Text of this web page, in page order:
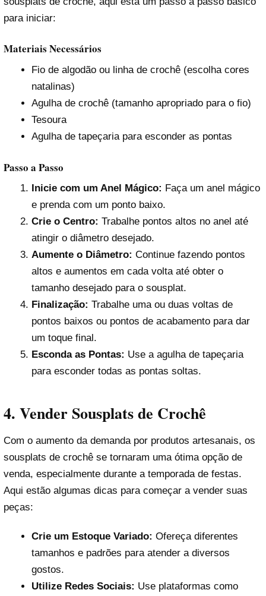
para iniciar:
Materiais Necessários
Fio de algodão ou linha de crochê (escolha cores
natalinas)
Agulha de crochê (tamanho apropriado para o fio)
Tesoura
Agulha de tapeçaria para esconder as pontas
Passo a Passo
Inicie com um Anel Mágico: Faça um anel mágico
e prenda com um ponto baixo.
Crie o Centro: Trabalhe pontos altos no anel até
atingir o diâmetro desejado.
Aumente o Diâmetro: Continue fazendo pontos
altos e aumentos em cada volta até obter o
tamanho desejado para o sousplat.
Finalização: Trabalhe uma ou duas voltas de
pontos baixos ou pontos de acabamento para dar
um toque final.
Esconda as Pontas: Use a agulha de tapeçaria
para esconder todas as pontas soltas.
4. Vender Sousplats de Crochê
Com o aumento da demanda por produtos artesanais, os
sousplats de crochê se tornaram uma ótima opção de
venda, especialmente durante a temporada de festas.
Aqui estão algumas dicas para começar a vender suas
peças:
Crie um Estoque Variado: Ofereça diferentes
tamanhos e padrões para atender a diversos
gostos.
Utilize Redes Sociais: Use plataformas como